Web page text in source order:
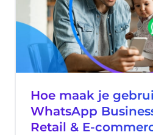
Hoe maak je
WhatsApp
Retail & E-